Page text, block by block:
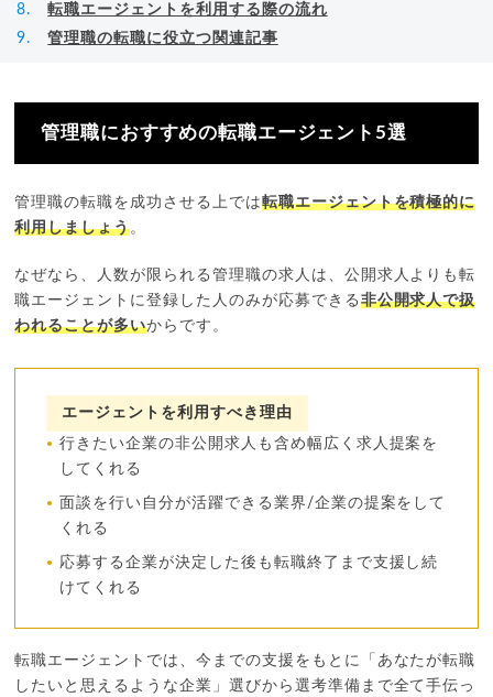
転職エージェントを利用する際の流れ
管理職の転職に役立つ関連記事
管理職におすすめの転職エージェント5選
管理職の転職を成功させる上では転職エージェントを積極的に
利用しましょう。
なぜなら、人数が限られる管理職の求人は、公開求人よりも転
職エージェントに登録した人のみが応募できる 非公開求人で扱
われることが多いからです。
エージェントを利用すべき理由
行きたい企業の非公開求人も含め幅広く求人提案を
してくれる
面談を行い自分が活躍できる業界/企業の提案をして
くれる
応募する企業が決定した後も転職終了まで支援し続
けてくれる
転職エージェントでは、今までの支援をもとに「あなたが転職
したいと思えるような企業」選びから選考準備まで全て手伝っ